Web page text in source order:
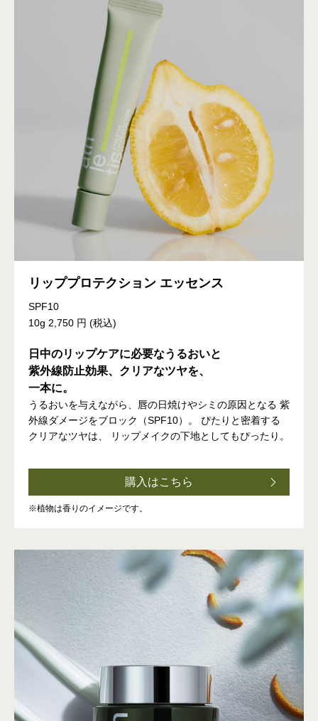
リッププロテクション エッセンス
SPF10
10g 2,750 円 (税込)
日中のリップケアに必要なうるおいと
紫外線防止効果、クリアなツヤを、
一本に。
うるおいを与えながら、唇の日焼けやシミの原因となる 紫
外線ダメージをブロック（SPF10）。
ぴたりと密着する
クリアなツヤは、
リップメイクの下地としてもぴったり。
購入はこちら
※植物は香りのイメージです。